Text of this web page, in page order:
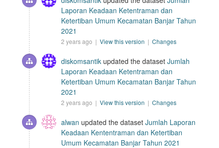
Laporan Keadaan Ketentraman dan
Ketertiban Umum Kecamatan Banjar Tahun
2021
2 years ago | View this version | Changes
diskomsantik updated the dataset Jumlah
Laporan Keadaan Ketentraman dan
Ketertiban Umum Kecamatan Banjar Tahun
2021
2 years ago | View this version | Changes
alwan updated the dataset Jumlah Laporan
Keadaan Kententraman dan Ketertiban
Umum Kecamatan Banjar Tahun 2021